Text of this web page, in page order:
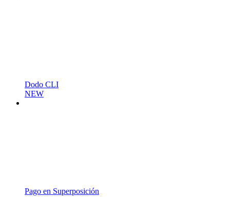
Dodo CLI
NEW
Pago en Superposición